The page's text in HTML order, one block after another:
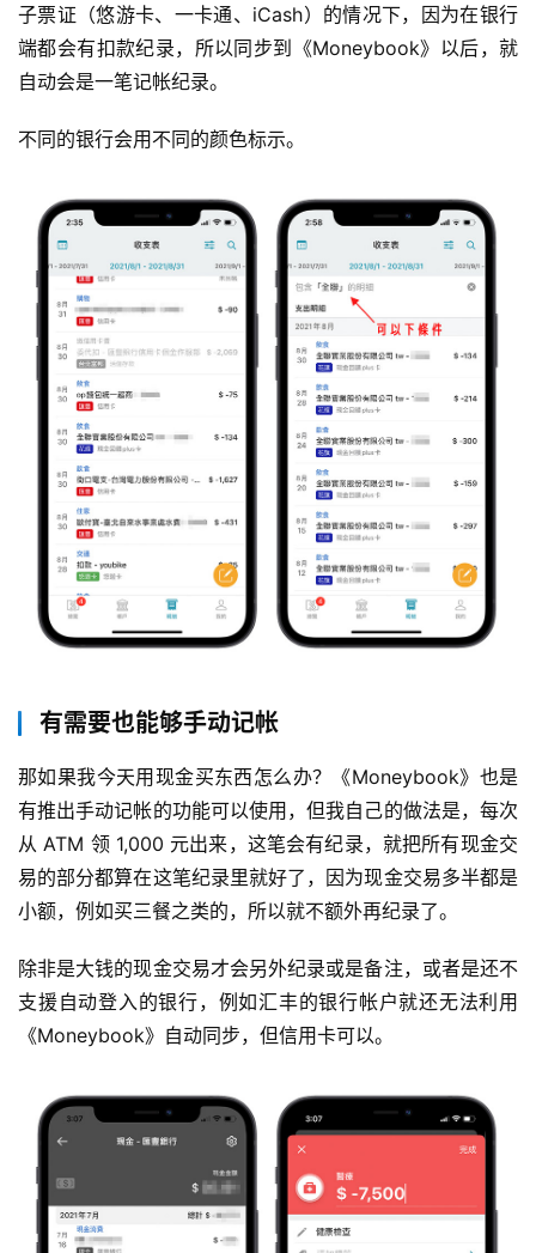
子票证（悠游卡、一卡通、iCash）的情况下，因为在银行
端都会有扣款纪录，所以同步到《Moneybook》以后，就
自动会是一笔记帐纪录。
不同的银行会用不同的颜色标示。
有需要也能够手动记帐
那如果我今天用现金买东西怎么办？《Moneybook》也是
有推出手动记帐的功能可以使用，但我自己的做法是，每次
从 ATM 领 1,000 元出来，这笔会有纪录，就把所有现金交
易的部分都算在这笔纪录里就好了，因为现金交易多半都是
小额，例如买三餐之类的，所以就不额外再纪录了。
除非是大钱的现金交易才会另外纪录或是备注，或者是还不
支援自动登入的银行，例如汇丰的银行帐户就还无法利用
《Moneybook》自动同步，但信用卡可以。